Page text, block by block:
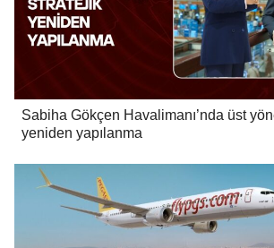
Sabiha Gökçen Havalimanı’nda üst
yeniden yapılanma